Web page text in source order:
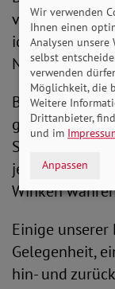
idyllische
Bei leckerem
große Pötte
Schiffe
jeweiligen
Winken
Einige
Gelegenheit,
hin- und
Wir verwenden
Ihnen einen
Analysen unsere
selbst
verwenden
Möglichkeit, die
Weitere
Drittanbieter,
und im
Anpassen